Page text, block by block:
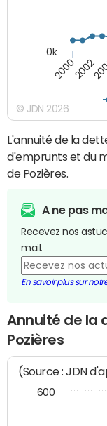
20002002
0k
© JDN 2026
L'annuité de la
d'emprunts et du
de Pozières.
A ne pas
Recevez nos
mail.
En savoir plus sur
Annuité de la
Pozières
(Source : JDN
600